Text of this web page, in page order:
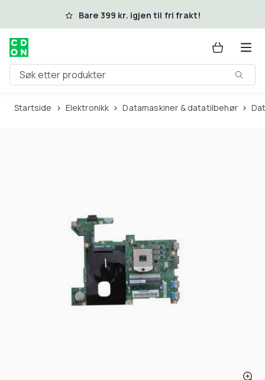
Hopp til hovedinnholdBare 399 kr. igjen til fri frakt!
Søk etter produkter
Startside Elektronikk Datamaskiner & datatilbehør